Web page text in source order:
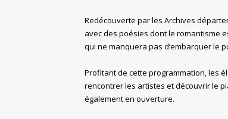
Redécouverte par les Archives
avec des poésies dont le romantisme
qui ne manquera pas d’embarquer le
Profitant de cette programmation, les
rencontrer les artistes et découvrir le
également en ouverture.